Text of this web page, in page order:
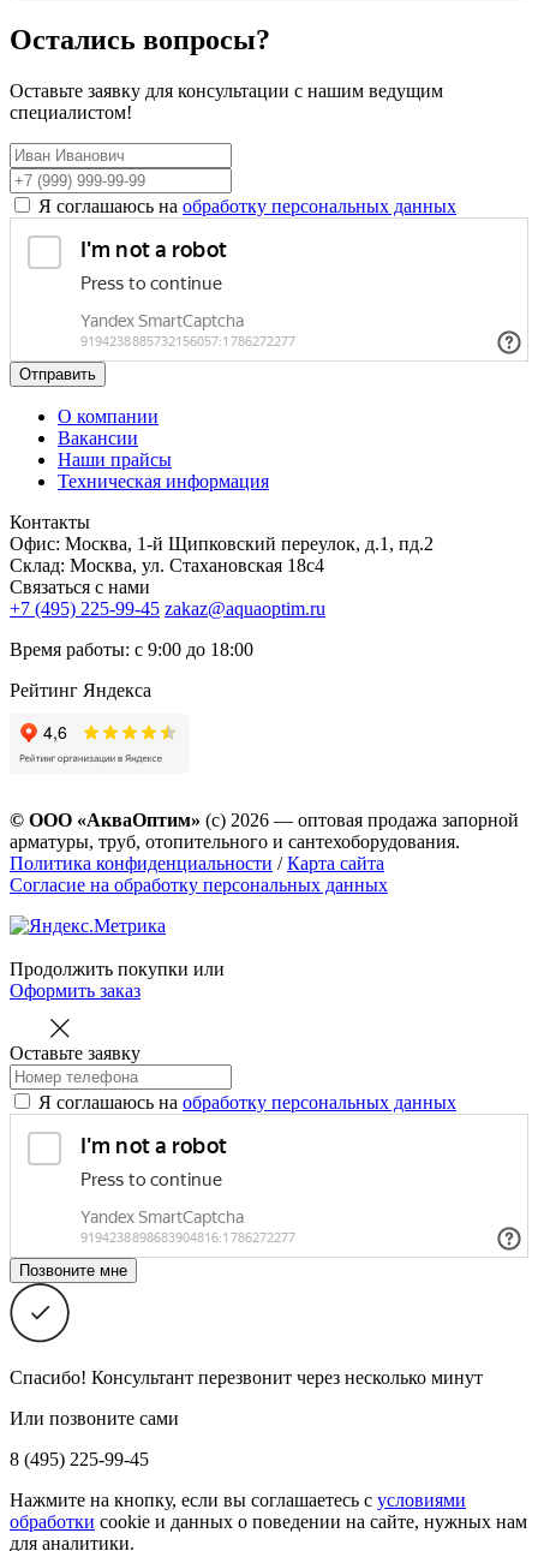
Остались вопросы?
Оставьте заявку для консультации с нашим ведущим
специалистом!
Я соглашаюсь на обработку персональных данных
Отправить
О компании
Вакансии
Наши прайсы
Техническая информация
Контакты
Офис: Москва, 1-й Щипковский переулок, д.1, пд.2
Склад: Москва, ул. Стахановская 18с4
Связаться с нами
+7 (495) 225-99-45 zakaz@aquaoptim.ru
Время работы: с 9:00 до 18:00
Рейтинг Яндекса
© ООО «АкваОптим» (с) 2026 — оптовая продажа запорной
арматуры, труб, отопительного и сантехоборудования.
Политика конфиденциальности /Карта сайта
Согласие на обработку персональных данных
Продолжить покупки или
Оформить заказ
Оставьте заявку
Я соглашаюсь на обработку персональных данных
Спасибо! Консультант перезвонит через несколько минут
Или позвоните сами
8 (495) 225-99-45
Нажмите на кнопку, если вы соглашаетесь с условиями
обработки cookie и данных о поведении на сайте, нужных нам
для аналитики.